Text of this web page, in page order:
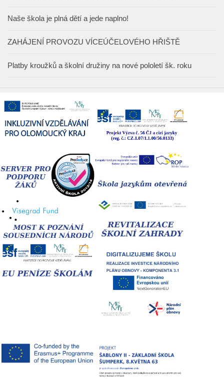
Naše škola je plná dětí a jede naplno!
ZAHÁJENÍ PROVOZU VÍCEÚČELOVÉHO HŘIŠTĚ
Platby kroužků a školní družiny na nové pololetí šk. roku